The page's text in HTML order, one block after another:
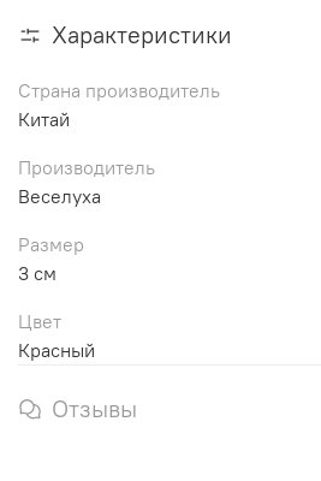
Характеристики
Страна производитель
Китай
Производитель
Веселуха
Размер
3 см
Цвет
Красный
Отзывы